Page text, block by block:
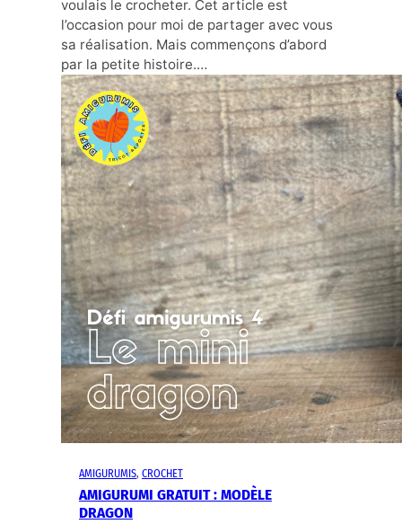
voulais le crocheter. Cet article est
l’occasion pour moi de partager avec vous
sa réalisation. Mais commençons d’abord
par la petite histoire.…
AMIGURUMIS, CROCHET
AMIGURUMI GRATUIT : MODÈLE
DRAGON